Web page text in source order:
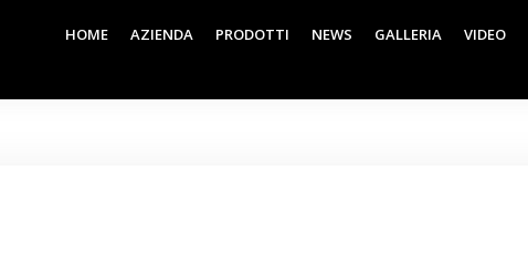
HOME AZIENDA PRODOTTI NEWS GALLERIA VIDEO